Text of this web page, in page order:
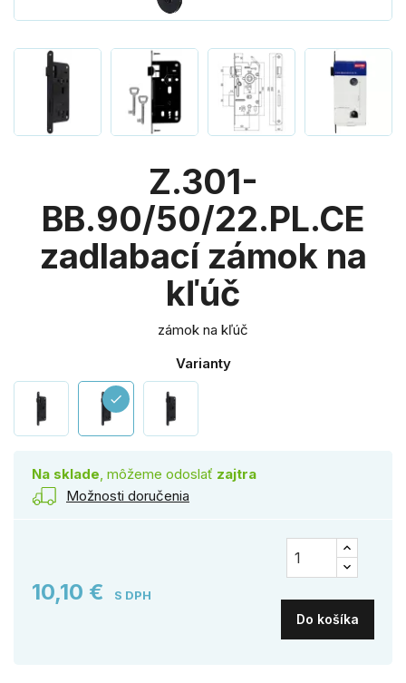
Z.301-
BB.90/50/22.PL.CE
zadlabací zámok na
kľúč
zámok na kľúč
Varianty
check
Na sklade, môžeme odoslať zajtra
Možnosti doručenia
10,10 € S DPH
Do košíka